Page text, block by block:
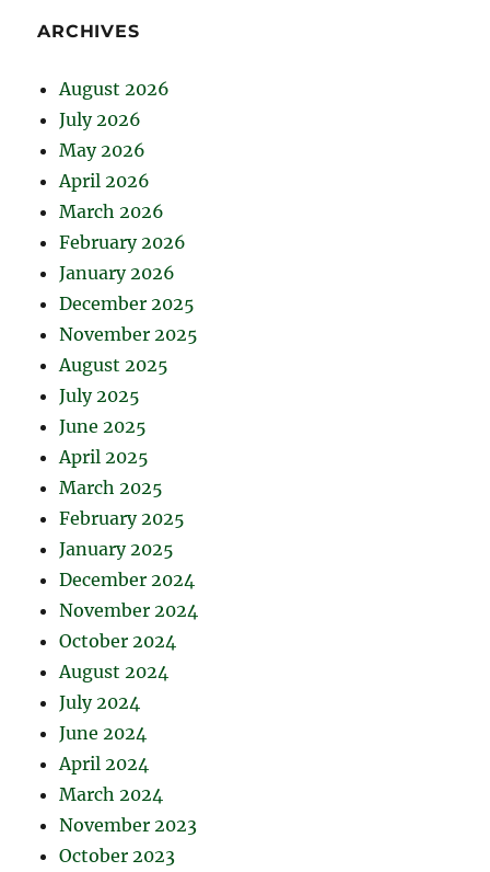
ARCHIVES
August 2026
July 2026
May 2026
April 2026
March 2026
February 2026
January 2026
December 2025
November 2025
August 2025
July 2025
June 2025
April 2025
March 2025
February 2025
January 2025
December 2024
November 2024
October 2024
August 2024
July 2024
June 2024
April 2024
March 2024
November 2023
October 2023